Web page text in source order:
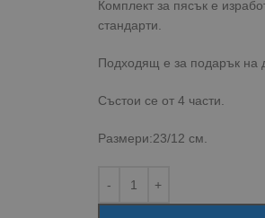
Комплект за пясък е
стандарти.
Подходящ е за подарък на
Състои се от 4 части.
Размери:23/12 см.